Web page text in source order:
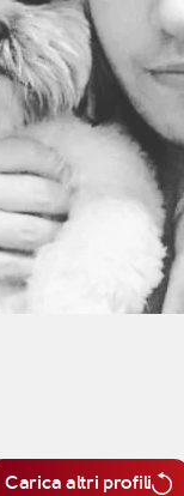
Carica altri profili